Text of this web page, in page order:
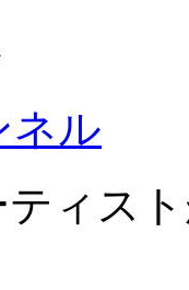
ネル
ィス